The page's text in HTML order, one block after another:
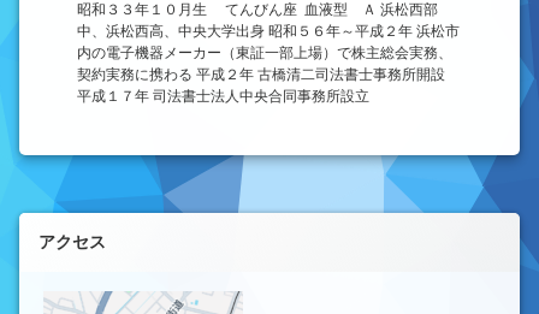
昭和３３年１０月生 てんびん座 血液型 Ａ 浜松西部
中、浜松西高、中央大学出身 昭和５６年～平成２年 浜松市
内の電子機器メーカー（東証一部上場）で株主総会実務、
契約実務に携わる 平成２年 古橋清二司法書士事務所開設
平成１７年 司法書士法人中央合同事務所設立
左サイドバー
アクセス